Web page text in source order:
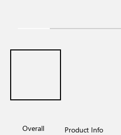
Overall Product Info